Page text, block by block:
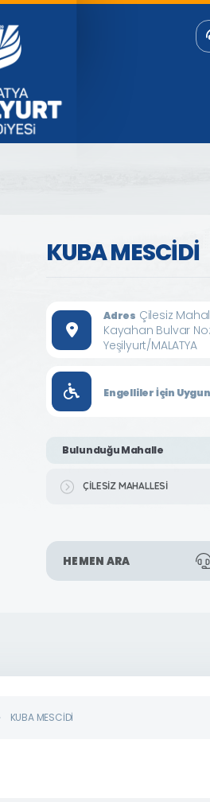
KUBA MESCİDİ
Adres Çilesiz
Kayahan Bulvar
Yeşilyurt/MALATYA
Engelliler İçin
Bulunduğu Mahalle
ÇİLESİZ MAHALLESİ
HEMEN ARA
KUBA MESCİDİ